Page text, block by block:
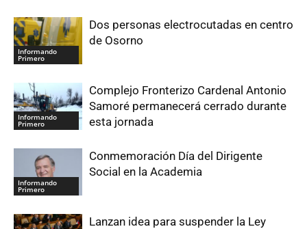
Informando
Primero
Dos personas electrocutadas en centro
de Osorno
Informando
Primero
Complejo Fronterizo Cardenal Antonio
Samoré permanecerá cerrado durante
esta jornada
Informando
Primero
Conmemoración Día del Dirigente
Social en la Academia
Lanzan idea para suspender la Ley